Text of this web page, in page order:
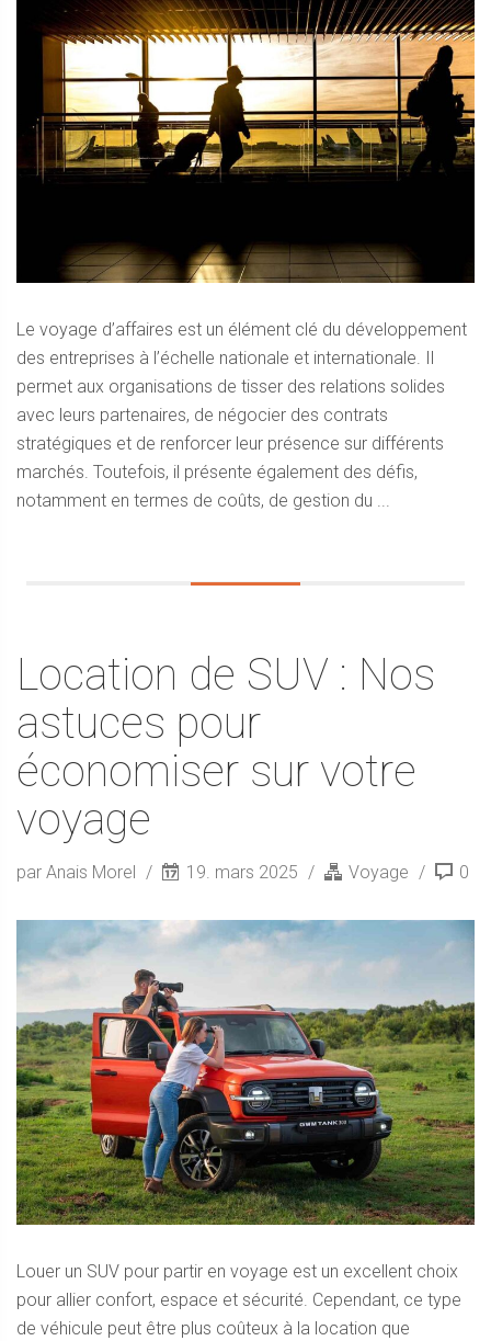
Le voyage d’affaires est un élément clé du développement
des entreprises à l’échelle nationale et internationale. Il
permet aux organisations de tisser des relations solides
avec leurs partenaires, de négocier des contrats
stratégiques et de renforcer leur présence sur différents
marchés. Toutefois, il présente également des défis,
notamment en termes de coûts, de gestion du ...
Location de SUV : Nos
astuces pour
économiser sur votre
voyage
par Anais Morel 19. mars 2025 Voyage 0
Louer un SUV pour partir en voyage est un excellent choix
pour allier confort, espace et sécurité. Cependant, ce type
de véhicule peut être plus coûteux à la location que